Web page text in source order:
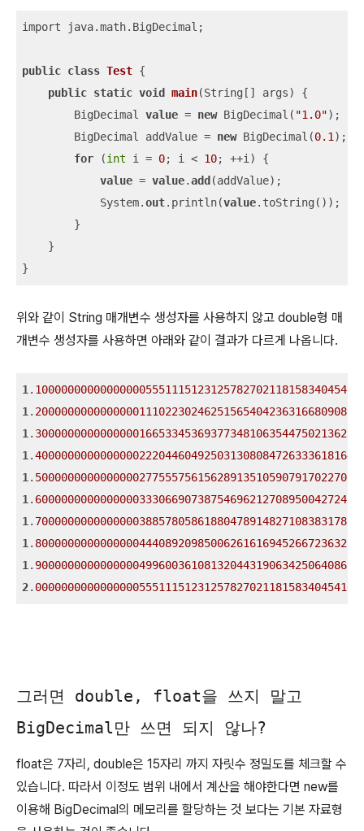
import java.math.BigDecimal;
public class Test {
public static void main(String[] args)
{
        BigDecimal
value = new BigDecimal( "1.0");
        BigDecimal addValue =
new BigDecimal(0.1
for (int i = 0; i < 10; ++i) {
value = value.add (addValue);
            System.
out.println(value.toString());
        }
    }
}
위와 같이 String 매개변수 생성자를 사용하지 않고 double형 매
개변수 생성자를 사용하면 아래와 같이 결과가 다르게 나옵니다.
1.
1.
1.
1.
1.
1.
1.
1.
1.
2.
그러면 double, float을 쓰지 말고
BigDecimal만 쓰면 되지 않나?
float은 7자리, double은 15자리 까지 자릿수 정밀도를 체크할 수
있습니다. 따라서 이정도 범위 내에서 계산을 해야한다면 new를
이용해 BigDecimal의 메모리를 할당하는 것 보다는 기본 자료형